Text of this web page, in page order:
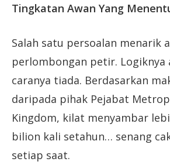
Tingkatan Awan Yang
Salah satu persoalan menarik
perlombongan petir. Logiknya
caranya tiada. Berdasarkan
daripada pihak Pejabat
Kingdom, kilat menyambar
bilion kali setahun… senang
setiap saat.